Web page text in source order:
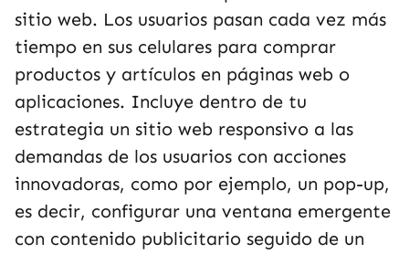
sitio web. Los usuarios pasan cada vez más
tiempo en sus celulares para comprar
productos y artículos en páginas web o
aplicaciones. Incluye dentro de tu
estrategia un sitio web responsivo a las
demandas de los usuarios con acciones
innovadoras, como por ejemplo, un pop-up,
es decir, configurar una ventana emergente
con contenido publicitario seguido de un